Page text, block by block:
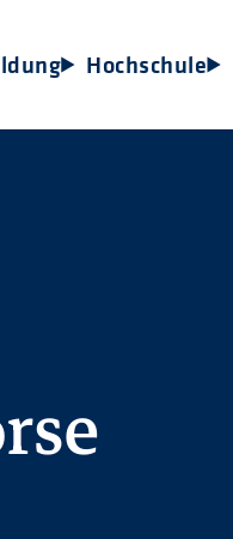
Hochschule